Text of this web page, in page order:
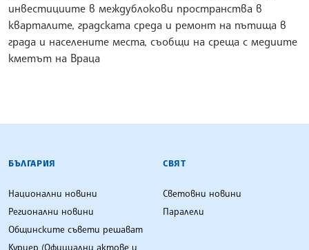
инвестициите в междублокови пространства в
кварталите, градската среда и ремонт на пътища в
града и населените места, съобщи на среща с медиите
кметът на Враца
БЪЛГАРСКА ТЕЛЕГРАФНА АГЕНЦИЯ
БЪЛГАРИЯ
Национални новини
Регионални новини
Общинските съвети решават
Куриер (Официални актове и
СВЯТ
Световни новини
Паралели